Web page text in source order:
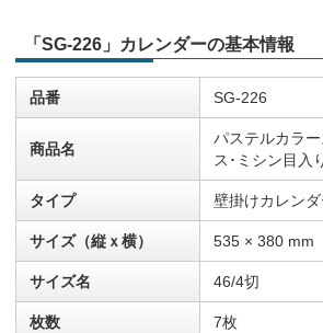
「SG-226」カレンダーの基本情報
品番 SG-226
商品名
パステルカラ
ス･ミシン目入
タイプ 壁掛けカレンダ
サイズ（縦ｘ横） 535 × 380 mm
サイズ名 46/4切
枚数 7枚